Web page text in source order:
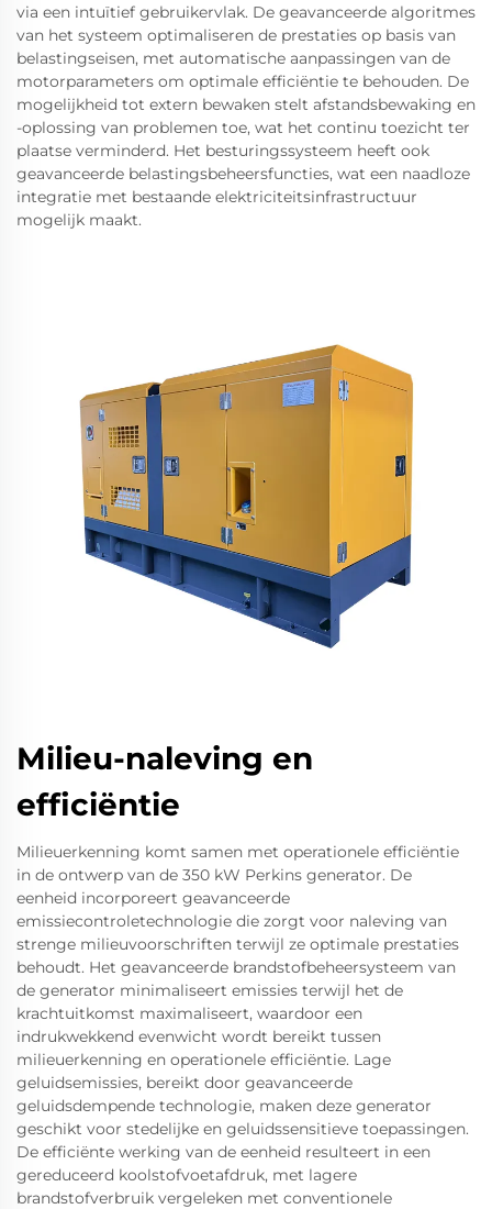
via een intuïtief gebruikervlak. De geavanceerde algoritmes
van het systeem optimaliseren de prestaties op basis van
belastingseisen, met automatische aanpassingen van de
motorparameters om optimale efficiëntie te behouden. De
mogelijkheid tot extern bewaken stelt afstandsbewaking en
-oplossing van problemen toe, wat het continu toezicht ter
plaatse verminderd. Het besturingssysteem heeft ook
geavanceerde belastingsbeheersfuncties, wat een naadloze
integratie met bestaande elektriciteitsinfrastructuur
mogelijk maakt.
Milieu-naleving en
efficiëntie
Milieuerkenning komt samen met operationele efficiëntie
in de ontwerp van de 350 kW Perkins generator. De
eenheid incorporeert geavanceerde
emissiecontroletechnologie die zorgt voor naleving van
strenge milieuvoorschriften terwijl ze optimale prestaties
behoudt. Het geavanceerde brandstofbeheersysteem van
de generator minimaliseert emissies terwijl het de
krachtuitkomst maximaliseert, waardoor een
indrukwekkend evenwicht wordt bereikt tussen
milieuerkenning en operationele efficiëntie. Lage
geluidsemissies, bereikt door geavanceerde
geluidsdempende technologie, maken deze generator
geschikt voor stedelijke en geluidssensitieve toepassingen.
De efficiënte werking van de eenheid resulteert in een
gereduceerd koolstofvoetafdruk, met lagere
brandstofverbruik vergeleken met conventionele